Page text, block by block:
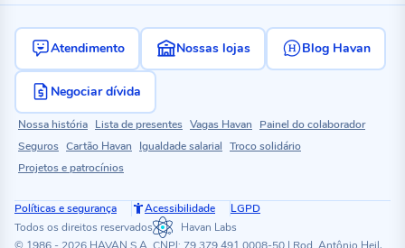
Atendimento Nossas lojas Blog Havan
Negociar dívida
Nossa história Lista de presentes Vagas Havan
Painel do colaborador
Seguros Cartão Havan Igualdade salarial Troco solidário
Projetos e patrocínios
Políticas e segurança Acessibilidade
LGPD
Todos os direitos reservados
Havan Labs